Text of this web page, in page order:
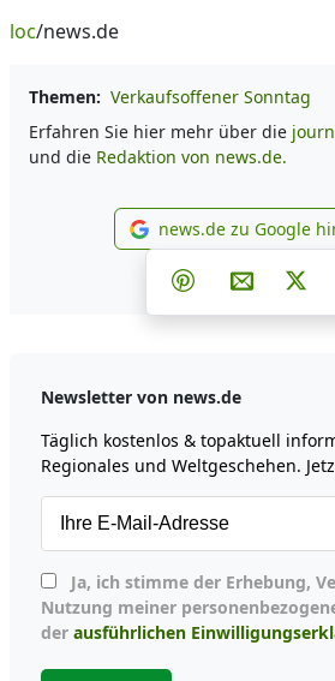
loc/news.de
Themen: Verkaufsoffener Sonntag
Erfahren Sie hier mehr über die
und die Redaktion von news.de.
news.de zu Google
Teilen aufTeilen
Teilen auf
Per E-
Newsletter von news.de
Täglich kostenlos & topaktuell
Regionales und Weltgeschehen.
Nutzung meiner
der ausführlichen